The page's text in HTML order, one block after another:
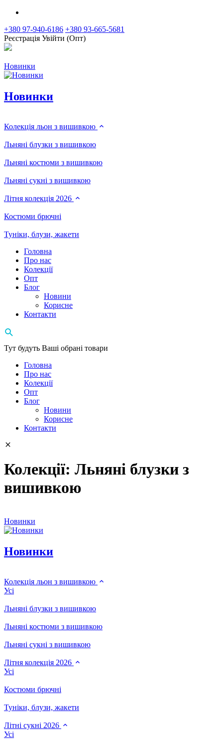
+380 97-940-6186 +380 93-665-5681
Реєстрація Увійти (Опт)
Новинки
Новинки
Колекція льон з вишивкою
Льняні блузки з вишивкою
Льняні костюми з вишивкою
Льняні сукні з вишивкою
Літня колекція 2026
Костюми брючні
Туніки, блузи, жакети
Головна
Про нас
Колекції
Опт
Блог
Новини
Корисне
Контакти
Тут будуть Ваші обрані товари
Головна
Про нас
Колекції
Опт
Блог
Новини
Корисне
Контакти
Колекції: Льняні блузки з
вишивкою
Новинки
Новинки
Колекція льон з вишивкою
Усі
Льняні блузки з вишивкою
Льняні костюми з вишивкою
Льняні сукні з вишивкою
Літня колекція 2026
Усі
Костюми брючні
Туніки, блузи, жакети
Літні сукні 2026
Усі